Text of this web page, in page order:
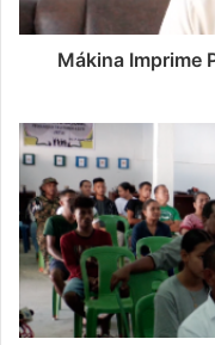
Mákina Imprime